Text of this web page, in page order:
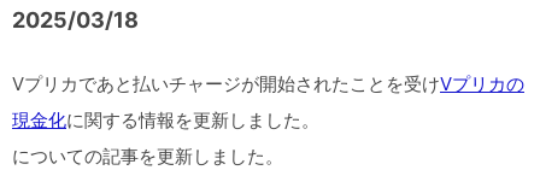
2025/03/18
Vプリカであと払いチャージが開始されたことを受けVプリカの
現金化に関する情報を更新しました。
についての記事を更新しました。